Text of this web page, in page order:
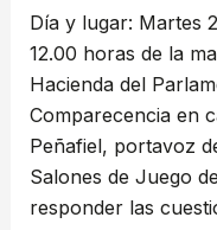
Día y lugar: Martes
12.00 horas de la
Hacienda del
Comparecencia en
Peñafiel, portavoz
Salones de Juego
responder las
valorar
el
proyecto
de
ley
reguladora
de